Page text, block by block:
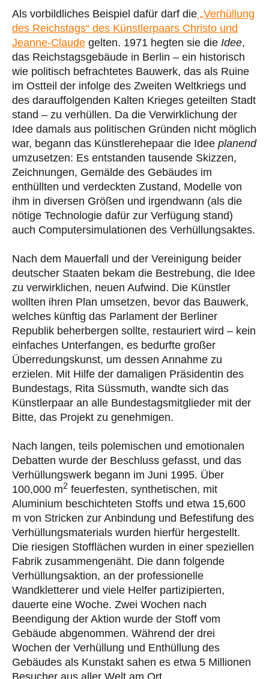
Als vorbildliches Beispiel dafür darf die „Verhüllung
des Reichstags“ des Künstlerpaars Christo und
Jeanne-Claude gelten. 1971 hegten sie die Idee,
das Reichstagsgebäude in Berlin – ein historisch
wie politisch befrachtetes Bauwerk, das als Ruine
im Ostteil der infolge des Zweiten Weltkriegs und
des darauffolgenden Kalten Krieges geteilten Stadt
stand – zu verhüllen. Da die Verwirklichung der
Idee damals aus politischen Gründen nicht möglich
war, begann das Künstlerehepaar die Idee planend
umzusetzen: Es entstanden tausende Skizzen,
Zeichnungen, Gemälde des Gebäudes im
enthüllten und verdeckten Zustand, Modelle von
ihm in diversen Größen und irgendwann (als die
nötige Technologie dafür zur Verfügung stand)
auch Computersimulationen des Verhüllungsaktes.
Nach dem Mauerfall und der Vereinigung beider
deutscher Staaten bekam die Bestrebung, die Idee
zu verwirklichen, neuen Aufwind. Die Künstler
wollten ihren Plan umsetzen, bevor das Bauwerk,
welches künftig das Parlament der Berliner
Republik beherbergen sollte, restauriert wird – kein
einfaches Unterfangen, es bedurfte großer
Überredungskunst, um dessen Annahme zu
erzielen. Mit Hilfe der damaligen Präsidentin des
Bundestags, Rita Süssmuth, wandte sich das
Künstlerpaar an alle Bundestagsmitglieder mit der
Bitte, das Projekt zu genehmigen.
Nach langen, teils polemischen und emotionalen
Debatten wurde der Beschluss gefasst, und das
Verhüllungswerk begann im Juni 1995. Über
100,000 m2 feuerfesten, synthetischen, mit
Aluminium beschichteten Stoffs und etwa 15,600
m von Stricken zur Anbindung und Befestifung des
Verhüllungsmaterials wurden hierfür hergestellt.
Die riesigen Stofflächen wurden in einer speziellen
Fabrik zusammengenäht. Die dann folgende
Verhüllungsaktion, an der professionelle
Wandkletterer und viele Helfer partizipierten,
dauerte eine Woche. Zwei Wochen nach
Beendigung der Aktion wurde der Stoff vom
Gebäude abgenommen. Während der drei
Wochen der Verhüllung und Enthüllung des
Gebäudes als Kunstakt sahen es etwa 5 Millionen
Besucher aus aller Welt am Ort.